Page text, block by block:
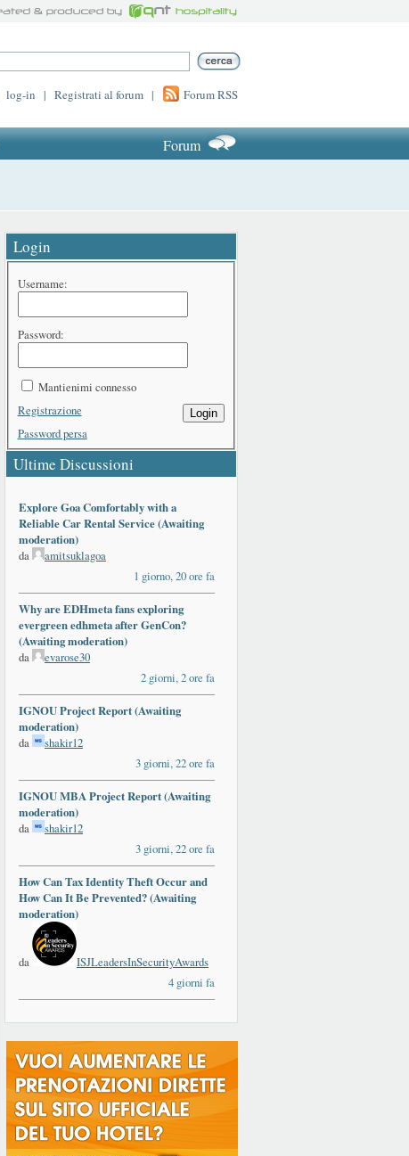
log-in | Registrati al forum | Forum RSS
Forum
Login
Username:
Password:
Mantienimi connesso
Login
Registrazione
Password persa
Ultime Discussioni
Explore Goa Comfortably with a
Reliable Car Rental Service (Awaiting
moderation)
da
amitsuklagoa
1 giorno, 20 ore fa
Why are EDHmeta fans exploring
evergreen edhmeta after GenCon?
(Awaiting moderation)
da
evarose30
2 giorni, 2 ore fa
IGNOU Project Report (Awaiting
moderation)
da
shakir12
3 giorni, 22 ore fa
IGNOU MBA Project Report (Awaiting
moderation)
da
shakir12
3 giorni, 22 ore fa
How Can Tax Identity Theft Occur and
How Can It Be Prevented? (Awaiting
moderation)
da
ISJLeadersInSecurityAwards
4 giorni fa